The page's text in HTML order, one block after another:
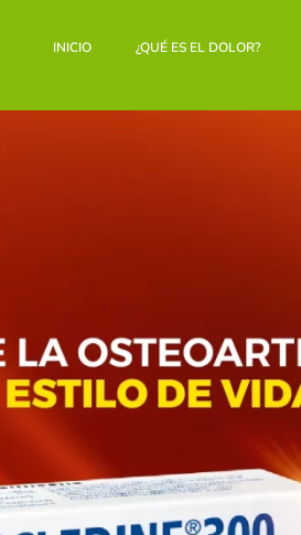
INICIO ¿QUÉ ES EL DOLOR?